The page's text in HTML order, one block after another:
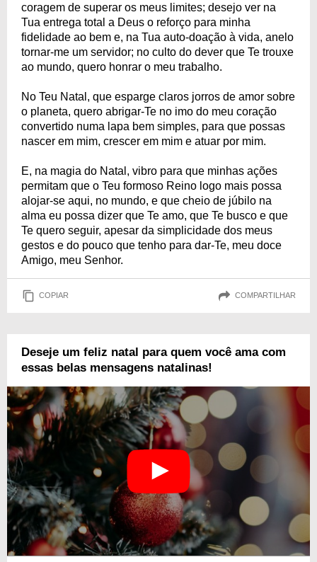
coragem de superar os meus limites; desejo ver na
Tua entrega total a Deus o reforço para minha
fidelidade ao bem e, na Tua auto-doação à vida, anelo
tornar-me um servidor; no culto do dever que Te trouxe
ao mundo, quero honrar o meu trabalho.
No Teu Natal, que esparge claros jorros de amor sobre
o planeta, quero abrigar-Te no imo do meu coração
convertido numa lapa bem simples, para que possas
nascer em mim, crescer em mim e atuar por mim.
E, na magia do Natal, vibro para que minhas ações
permitam que o Teu formoso Reino logo mais possa
alojar-se aqui, no mundo, e que cheio de júbilo na
alma eu possa dizer que Te amo, que Te busco e que
Te quero seguir, apesar da simplicidade dos meus
gestos e do pouco que tenho para dar-Te, meu doce
Amigo, meu Senhor.
COPIAR COMPARTILHAR
Deseje um feliz natal para quem você ama com
essas belas mensagens natalinas!